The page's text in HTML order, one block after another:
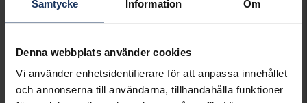
Samtycke Information Om
Denna webbplats använder cookies
Vi använder enhetsidentifierare för att anpassa innehållet
och annonserna till användarna, tillhandahålla funktioner
Matchande produkter och andra varianter